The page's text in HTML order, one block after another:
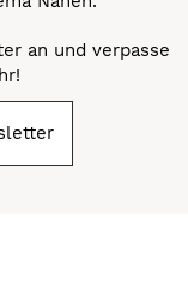
an und verpasse